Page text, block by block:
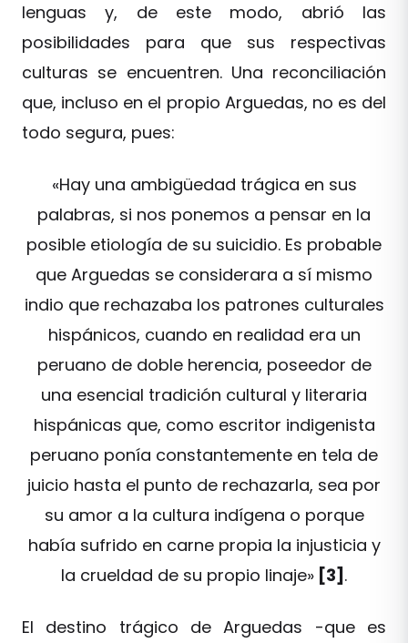
lenguas y, de este modo, abrió las
posibilidades para que sus respectivas
culturas se encuentren. Una reconciliación
que, incluso en el propio Arguedas, no es del
todo segura, pues:
«Hay una ambigüedad trágica en sus
palabras, si nos ponemos a pensar en la
posible etiología de su suicidio. Es probable
que Arguedas se considerara a sí mismo
indio que rechazaba los patrones culturales
hispánicos, cuando en realidad era un
peruano de doble herencia, poseedor de
una esencial tradición cultural y literaria
hispánicas que, como escritor indigenista
peruano ponía constantemente en tela de
juicio hasta el punto de rechazarla, sea por
su amor a la cultura indígena o porque
había sufrido en carne propia la injusticia y
la crueldad de su propio linaje» [3] .
El destino trágico de Arguedas -que es